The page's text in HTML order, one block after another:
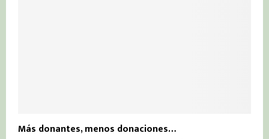
Más donantes, menos donaciones…